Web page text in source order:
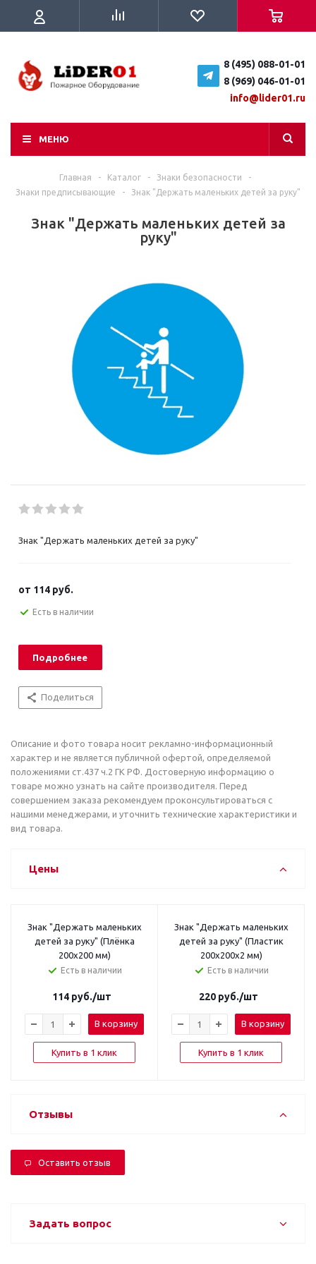
8 (495) 088-01-01
8 (969) 046-01-01
info@lider01.ru
МЕНЮ
Главная - Каталог - Знаки безопасности
-
Знаки предписывающие
- Знак "Держать маленьких детей за руку"
Знак "Держать маленьких детей за
руку"
Знак "Держать маленьких детей за руку"
от 114 руб.
Есть в наличии
Подробнее
Поделиться
Описание и фото товара носит рекламно-информационный
характер и не является публичной офертой, определяемой
положениями ст.437 ч.2 ГК РФ. Достоверную информацию о
товаре можно узнать на сайте производителя. Перед
совершением заказа рекомендуем проконсультироваться с
нашими менеджерами, и уточнить технические характеристики и
вид товара.
Цены
Знак "Держать маленьких
детей за руку" (Плёнка
200x200 мм)
Есть в наличии
114 руб./шт
В корзину
Купить в 1 клик
Знак "Держать маленьких
детей за руку" (Пластик
200x200x2 мм)
Есть в наличии
220 руб./шт
В корзину
Купить в 1 клик
Отзывы
Оставить отзыв
Задать вопрос